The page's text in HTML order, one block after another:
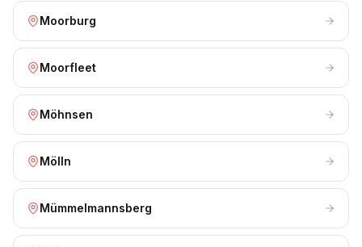
Moorburg
Moorfleet
Möhnsen
Mölln
Mümmelmannsberg